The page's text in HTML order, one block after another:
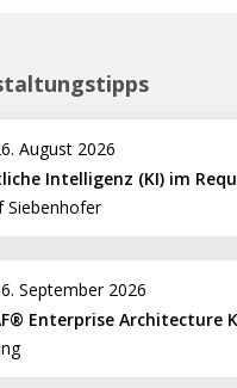
August 2026
Intelligenz (KI) im
Siebenhofer
September 2026
Enterprise Architecture